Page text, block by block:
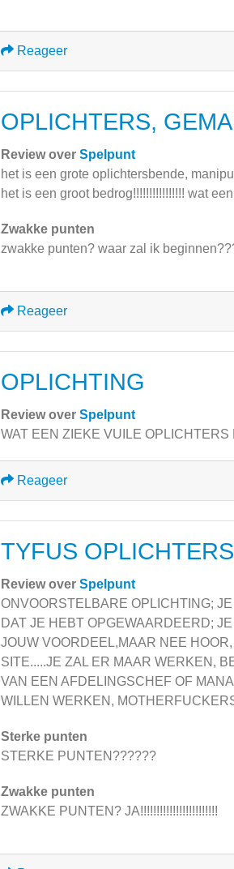
Reageer
OPLICHTERS,
Review over Spelpunt
het is een grote oplichtersbende,
het is een groot bedrog!!!!!!!!!!!!!!!! wat
Zwakke punten
zwakke punten? waar zal ik
Reageer
OPLICHTING
Review over Spelpunt
WAT EEN ZIEKE VUILE OPLICHTERS
Reageer
TYFUS OPLICHTERS
Review over Spelpunt
ONVOORSTELBARE OPLICHTING;
DAT JE HEBT OPGEWAARDEERD;
JOUW VOORDEEL,MAAR NEE
SITE.....JE ZAL ER MAAR WERKEN,
VAN EEN AFDELINGSCHEF OF
WILLEN WERKEN,
Sterke punten
STERKE PUNTEN??????
Zwakke punten
ZWAKKE PUNTEN? JA!!!!!!!!!!!!!!!!!!!!!!!!